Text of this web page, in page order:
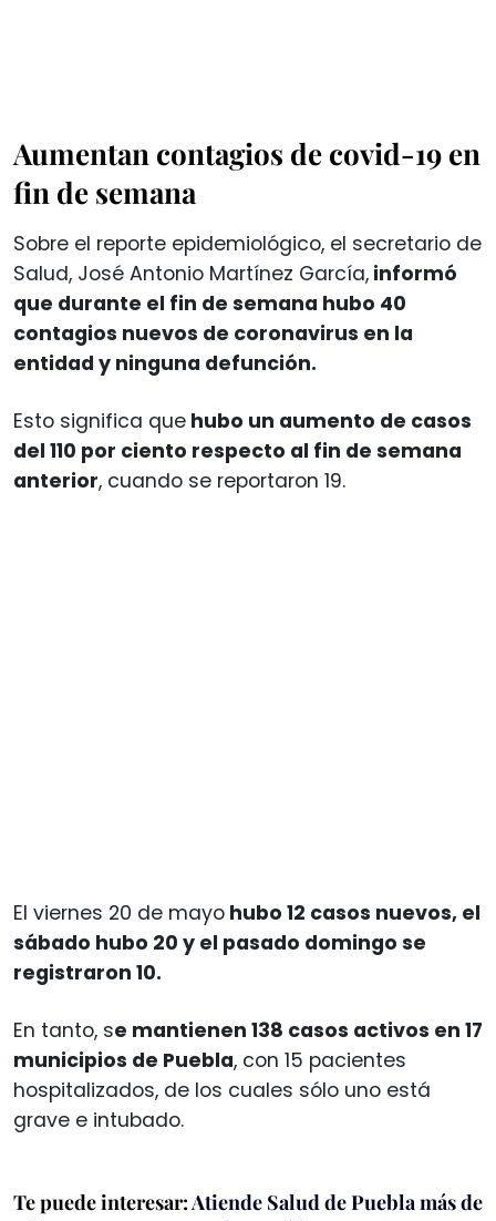
Aumentan contagios de covid-19 en
fin de semana
Sobre el reporte epidemiológico, el secretario de
Salud, José Antonio Martínez García, informó
que durante el fin de semana hubo 40
contagios nuevos de coronavirus en la
entidad y ninguna defunción.
Esto significa que hubo un aumento de casos
del 110 por ciento respecto al fin de semana
anterior, cuando se reportaron 19.
El viernes 20 de mayo hubo 12 casos nuevos, el
sábado hubo 20 y el pasado domingo se
registraron 10.
En tanto, se mantienen 138 casos activos en 17
municipios de Puebla, con 15 pacientes
hospitalizados, de los cuales sólo uno está
grave e intubado.
Te puede interesar:Atiende Salud de Puebla más de